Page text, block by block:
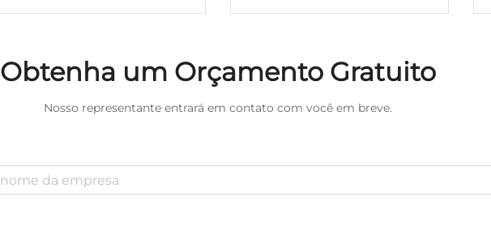
Hidratante Firmador Clareador
de Cuidados Pessoais para
Mulheres
Firmadora Preguiçosa Barriga
Obtenha um Orçamento Gratuito
Nosso representante entrará em contato com você em breve.